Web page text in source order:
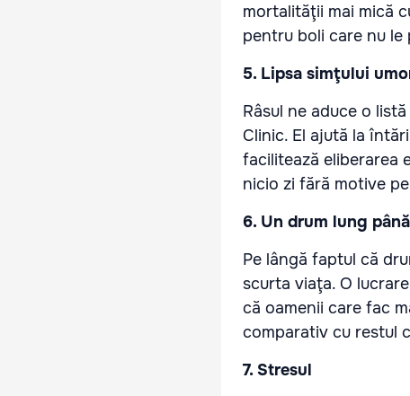
mortalităţii mai mică
pentru boli care nu le
5. Lipsa simţului
Râsul ne aduce o
Clinic. El ajută la
facilitează eliberarea
nicio zi fără motive
6. Un drum lung
Pe lângă faptul că
scurta viaţa. O
că oamenii care fac
comparativ cu restul
7. Stresul